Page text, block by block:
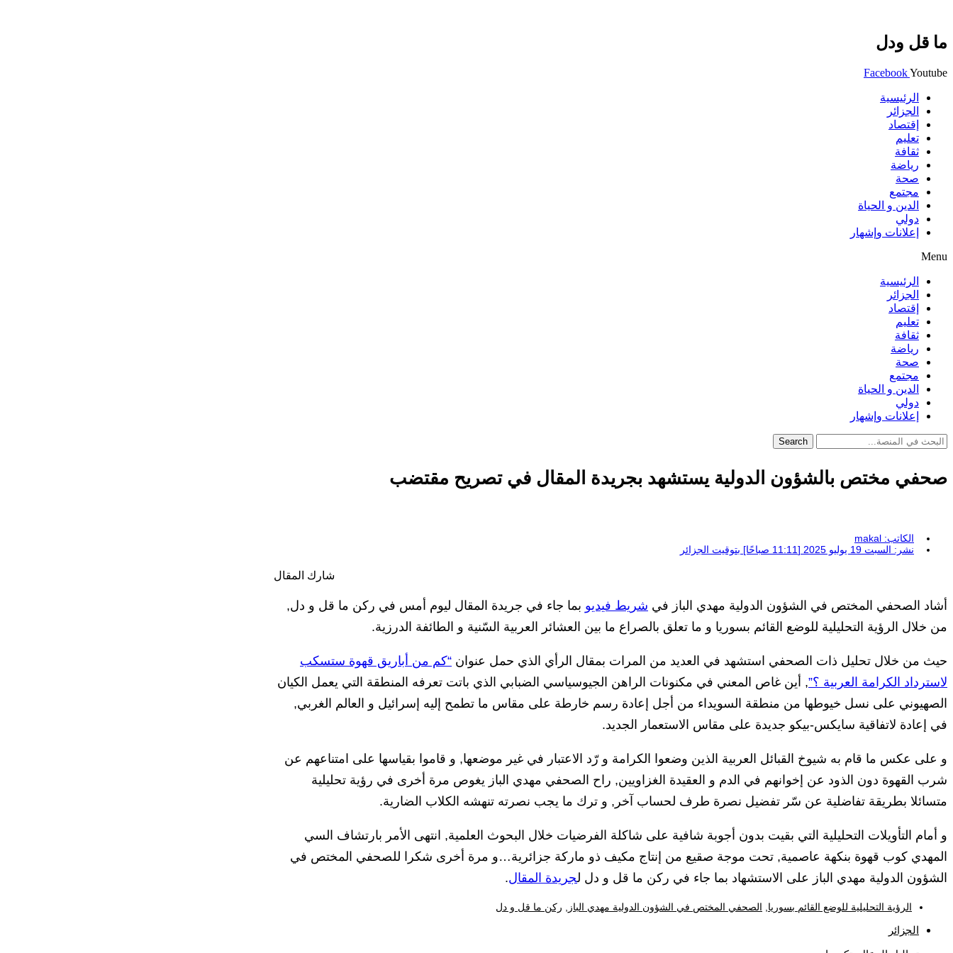
ما قل ودل
FacebookYoutube
الرئيسية
الجزائر
إقتصاد
تعليم
ثقافة
رياضة
صحة
مجتمع
الدين و الحياة
دولي
إعلانات وإشهار
Menu
الرئيسية
الجزائر
إقتصاد
تعليم
ثقافة
رياضة
صحة
مجتمع
الدين و الحياة
دولي
إعلانات وإشهار
Search
صحفي مختص بالشؤون الدولية يستشهد بجريدة المقال في تصريح مقتضب
الكاتب: makal
نشر: السبت 19 يوليو 2025 [11:11 صباحًا] بتوقيت الجزائر
شارك المقال
أشاد الصحفي المختص في الشؤون الدولية مهدي الباز في شريط فيديو بما جاء في جريدة المقال ليوم أمس في ركن ما قل و دل,
من خلال الرؤية التحليلية للوضع القائم بسوريا و ما تعلق بالصراع ما بين العشائر العربية السّنية و الطائفة الدرزية.
حيث من خلال تحليل ذات الصحفي استشهد في العديد من المرات بمقال الرأي الذي حمل عنوان “كم من أباريق قهوة ستسكب
لاسترداد الكرامة العربية ؟”, أين غاص المعني في مكنونات الراهن الجيوسياسي الضبابي الذي باتت تعرفه المنطقة التي يعمل الكيان
الصهيوني على نسل خيوطها من منطقة السويداء من أجل إعادة رسم خارطة على مقاس ما تطمح إليه إسرائيل و العالم الغربي,
في إعادة لاتفاقية سايكس-بيكو جديدة على مقاس الاستعمار الجديد.
و على عكس ما قام به شيوخ القبائل العربية الذين وضعوا الكرامة و رّد الاعتبار في غير موضعها, و قاموا بقياسها على امتناعهم عن
شرب القهوة دون الذود عن إخوانهم في الدم و العقيدة الغزاويين, راح الصحفي مهدي الباز يغوص مرة أخرى في رؤية تحليلية
متسائلا بطريقة تفاضلية عن سّر تفضيل نصرة طرف لحساب آخر, و ترك ما يجب نصرته تنهشه الكلاب الضارية.
و أمام التأويلات التحليلية التي بقيت بدون أجوبة شافية على شاكلة الفرضيات خلال البحوث العلمية, انتهى الأمر بارتشاف السي
المهدي كوب قهوة بنكهة عاصمية, تحت موجة صقيع من إنتاج مكيف ذو ماركة جزائرية…و مرة أخرى شكرا للصحفي المختص في
الشؤون الدولية مهدي الباز على الاستشهاد بما جاء في ركن ما قل و دل لجريدة المقال.
الرؤية التحليلية للوضع القائم بسوريا الصحفي المختص في الشؤون الدولية مهدي الباز ركن ما قل و دل
الجزائر